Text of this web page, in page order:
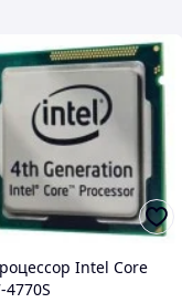
Intel Core
4770S